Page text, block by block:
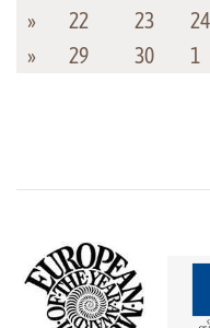
»
22 23 24
»
29 30 1